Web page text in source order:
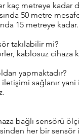
kaç metreye kadar
50 metre
15 metreye kadar.
takılabilir mi?
kablosuz cihaza
yapmaktadır?
sağlanır yani
bağlı sensörü
her bir sensör